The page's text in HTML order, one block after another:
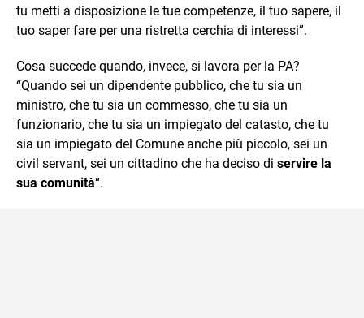
tu metti a disposizione le tue competenze, il tuo sapere, il
tuo saper fare per una ristretta cerchia di interessi”.
Cosa succede quando, invece, si lavora per la PA?
“Quando sei un dipendente pubblico, che tu sia un
ministro, che tu sia un commesso, che tu sia un
funzionario, che tu sia un impiegato del catasto, che tu
sia un impiegato del Comune anche più piccolo, sei un
civil servant, sei un cittadino che ha deciso di servire la
sua comunità“.